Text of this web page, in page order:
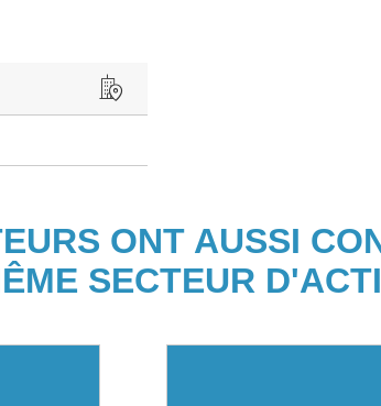
ONT AUSSI
SECTEUR